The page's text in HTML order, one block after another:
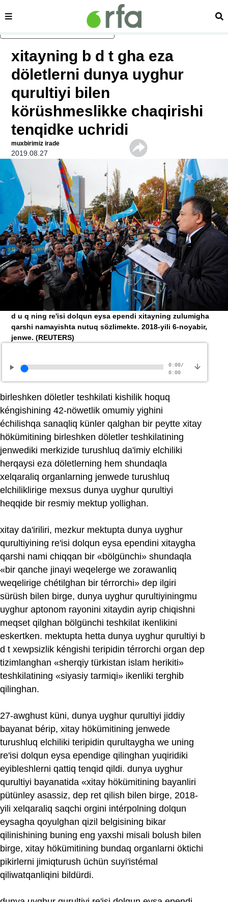
asasliq mezmungha atlang
sehipe
xitayning b d t gha eza
döletlerni dunya uyghur
qurultiyi bilen
körüshmeslikke chaqirishi
tenqidke uchridi
muxbirimiz irade
2019.08.27
d u q ning re'isi dolqun eysa ependi xitayning zulumigha
qarshi namayishta nutuq sözlimekte. 2018-yili 6-noyabir,
jenwe.(REUTERS)
0:00/
0:00
birleshken döletler teshkilati kishilik hoquq
kéngishining 42-nöwetlik omumiy yighini
échilishqa sanaqliq künler qalghan bir peytte xitay
hökümitining birleshken döletler teshkilatining
jenwediki merkizide turushluq da'imiy elchiliki
herqaysi eza döletlerning hem shundaqla
xelqaraliq organlarning jenwede turushluq
elchiliklirige mexsus dunya uyghur qurultiyi
heqqide bir resmiy mektup yollighan.
xitay da'iriliri, mezkur mektupta dunya uyghur
qurultiyining re'isi dolqun eysa ependini xitaygha
qarshi nami chiqqan bir «bölgünchi» shundaqla
«bir qanche jinayi weqelerge we zorawanliq
weqelirige chétilghan bir térrorchi» dep ilgiri
sürüsh bilen birge, dunya uyghur qurultiyiningmu
uyghur aptonom rayonini xitaydin ayrip chiqishni
meqset qilghan bölgünchi teshkilat ikenlikini
eskertken. mektupta hetta dunya uyghur qurultiyi b
d t xewpsizlik kéngishi teripidin térrorchi organ dep
tizimlanghan «sherqiy türkistan islam herikiti»
teshkilatining «siyasiy tarmiqi» ikenliki terghib
qilinghan.
27-awghust küni, dunya uyghur qurultiyi jiddiy
bayanat bérip, xitay hökümitining jenwede
turushluq elchiliki teripidin qurultaygha we uning
re'isi dolqun eysa ependige qilinghan yuqiridiki
eyibleshlerni qattiq tenqid qildi. dunya uyghur
qurultiyi bayanatida «xitay hökümitining bayanliri
pütünley asassiz, dep ret qilish bilen birge, 2018-
yili xelqaraliq saqchi orgini intérpolning dolqun
eysagha qoyulghan qizil belgisining bikar
qilinishining buning eng yaxshi misali bolush bilen
birge, xitay hökümitining bundaq organlarni öktichi
pikirlerni jimiqturush üchün suyi'istémal
qiliwatqanliqini bildürdi.